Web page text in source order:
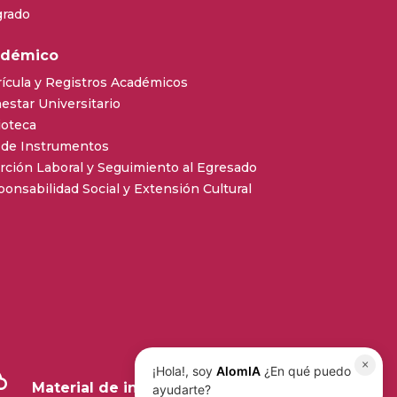
y Registros Académicos
Universitario
de Instrumentos
Laboral y Seguimiento al Egresado
Social y Extensión Cultural
Material de interés
×
¡Hola!, soy AlomIA ¿En qué puedo
ayudarte?